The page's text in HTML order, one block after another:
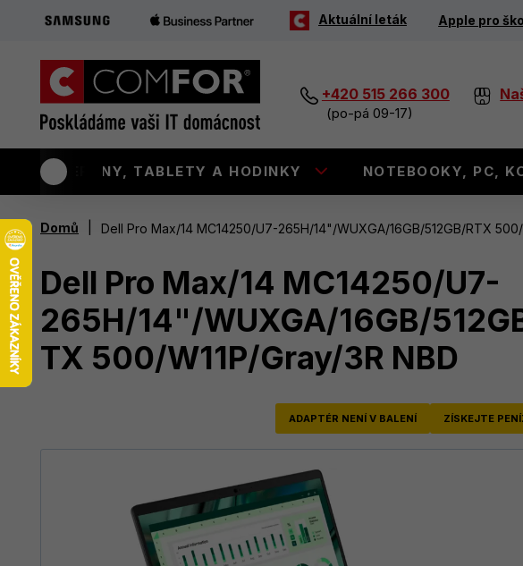
Aktuální leták Apple pro
+420 515 266 300
(po-pá 09-17)
TELEFONY, TABLETY A HODINKY NOTEBOOKY, PC,
Domů Dell Pro Max/14 MC14250/U7-265H/14"/WUXGA/16GB/512GB/RTX 500/
Dell Pro Max/14 MC14250/U7-
265H/14"/WUXGA/16GB/
TX 500/W11P/Gray/3R NBD
ADAPTÉR NENÍ V BALENÍ ZÍSKEJTE